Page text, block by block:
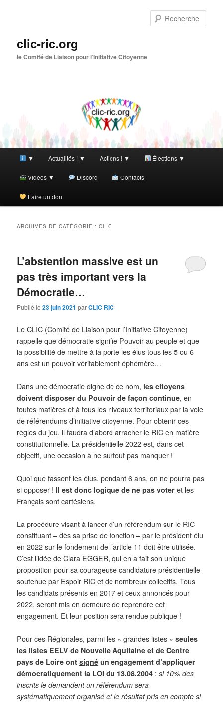
clic-ric.org
le Comité de Liaison pour l’Initiative Citoyenne
principal
▼ Actualités ! ▼ Actions ! ▼ Élections ▼
Vidéos ▼ Discord Contacts
Faire un don
ARCHIVES DE CATÉGORIE :CLIC
L’abstention massive est un
pas très important vers la
Démocratie…
Publié le23 juin 2021 parCLIC RIC
Le CLIC (Comité de Liaison pour l’Initiative Citoyenne)
rappelle que démocratie signifie Pouvoir au peuple et que
la possibilité de mettre à la porte les élus tous les 5 ou 6
ans est un pouvoir véritablement éphémère…
Dans une démocratie digne de ce nom, les citoyens
doivent disposer du Pouvoir de façon continue, en
toutes matières et à tous les niveaux territoriaux par la voie
de référendums d’initiative citoyenne. Pour obtenir ces
règles du jeu, il faudra d’abord arracher le RIC en matière
constitutionnelle. La présidentielle 2022 est, dans cet
objectif, une occasion à ne surtout pas manquer !
Quoi que fassent les élus, pendant 6 ans, on ne pourra pas
si opposer ! Il est donc logique de ne pas voter et les
Français sont cartésiens.
La procédure visant à lancer d’un référendum sur le RIC
constituant – dès sa prise de fonction – par le président élu
en 2022 sur le fondement de l’article 11 doit être utilisée.
C’est l’idée de Clara EGGER, qui en a fait son unique
proposition pour sa courageuse candidature présidentielle
soutenue par Espoir RIC et de nombreux collectifs. Tous
les candidats présents en 2017 et ceux annoncés pour
2022, seront mis en demeure de reprendre cet
engagement. Et leur position sera rendue publique !
Pour ces Régionales, parmi les « grandes listes »seules
les listes EELV de Nouvelle Aquitaine et de Centre
pays de Loire ontsigné un engagement d’appliquer
démocratiquement la LOI du 13.08.2004 :si 10% des
inscrits le demandent un référendum sera
systématiquement organisé et le résultat pris en compte si